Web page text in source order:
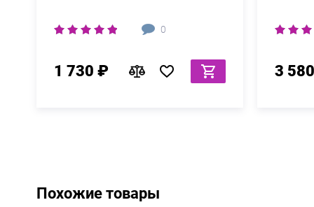
0
1 730 ₽ 3
Похожие товары